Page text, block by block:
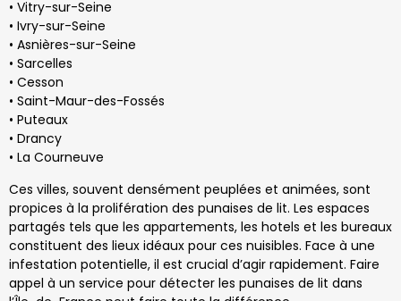
• Vitry-sur-Seine
• Ivry-sur-Seine
• Asnières-sur-Seine
• Sarcelles
• Cesson
• Saint-Maur-des-Fossés
• Puteaux
• Drancy
• La Courneuve
Ces villes, souvent densément peuplées et animées, sont
propices à la prolifération des punaises de lit. Les espaces
partagés tels que les appartements, les hotels et les bureaux
constituent des lieux idéaux pour ces nuisibles. Face à une
infestation potentielle, il est crucial d’agir rapidement. Faire
appel à un service pour détecter les punaises de lit dans